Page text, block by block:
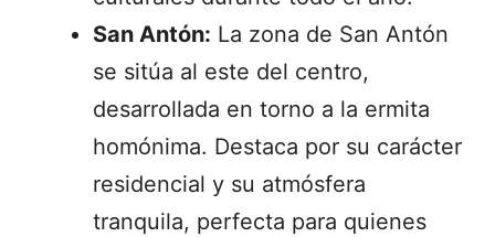
San Antón: La zona de San Antón
se sitúa al este del centro,
desarrollada en torno a la ermita
homónima. Destaca por su carácter
residencial y su atmósfera
tranquila, perfecta para quienes